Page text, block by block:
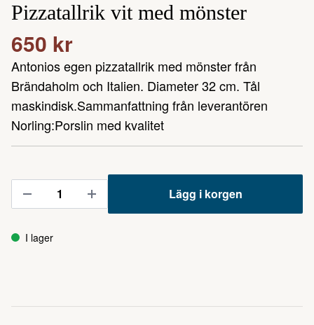
Pizzatallrik vit med mönster
650 kr
Antonios egen pizzatallrik med mönster från
Brändaholm och Italien. Diameter 32 cm. Tål
maskindisk.Sammanfattning från leverantören
Norling:Porslin med kvalitet
Lägg i korgen
I lager